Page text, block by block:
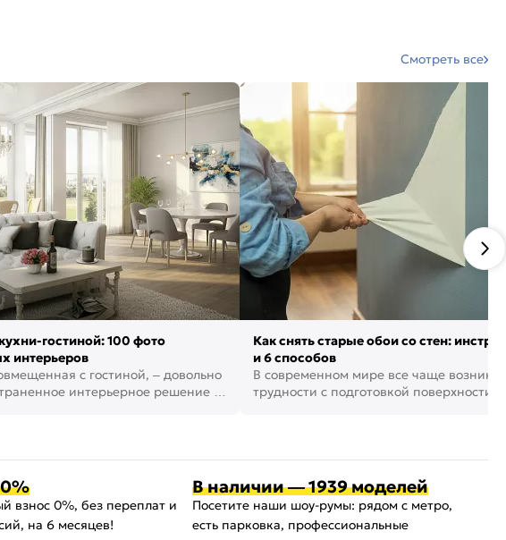
Смотреть все
гостиной: 100 фото
интерьеров
с гостиной, – довольно
интерьерное решение в
Как снять старые обои со стен:
и 6 способов
В современном мире все чаще
трудности с подготовкой поверхности
взнос 0%, без переплат и
на 6 месяцев!
В наличии — 1939 моделей
Посетите наши шоу-румы: рядом с метро,
есть парковка, профессиональные